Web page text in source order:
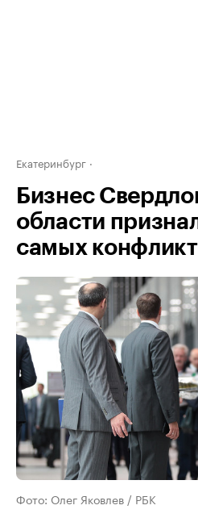
Екатеринбург
Бизнес
области
самых
Фото: Олег Яковлев / РБК